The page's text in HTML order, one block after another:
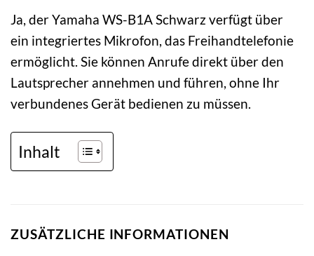
Ja, der Yamaha WS-B1A Schwarz verfügt über
ein integriertes Mikrofon, das Freihandtelefonie
ermöglicht. Sie können Anrufe direkt über den
Lautsprecher annehmen und führen, ohne Ihr
verbundenes Gerät bedienen zu müssen.
Inhalt
ZUSÄTZLICHE INFORMATIONEN